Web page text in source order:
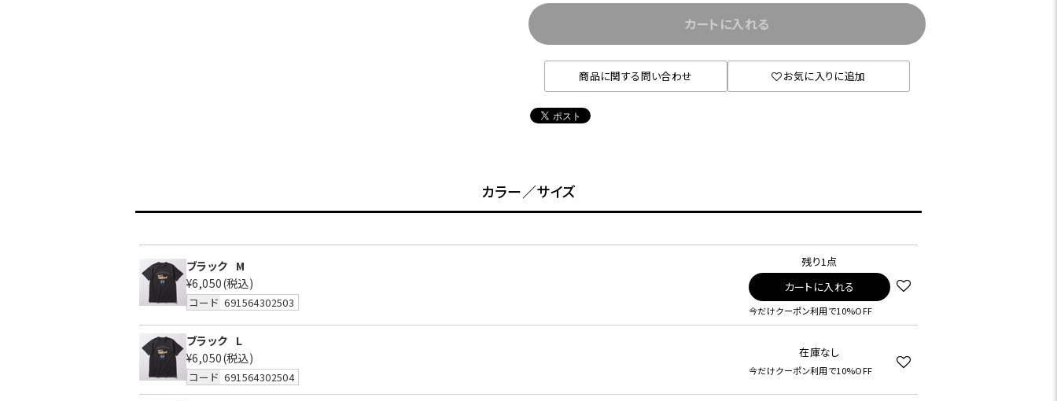
カートに入れる
商品に関する問い合わせ お気に入りに追加
カラー／サイズ
ブラック M
¥6,050(税込)
コード 691564302503
残り1点
カートに入れる
今だけクーポン利用で10%OFF
ブラック L
¥6,050(税込)
コード 691564302504
在庫なし
今だけクーポン利用で10%OFF